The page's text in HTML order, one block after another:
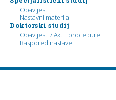
Obavijesti
Nastavni materijal
Doktorski studij
Obavijesti / Akti i procedure
Raspored nastave